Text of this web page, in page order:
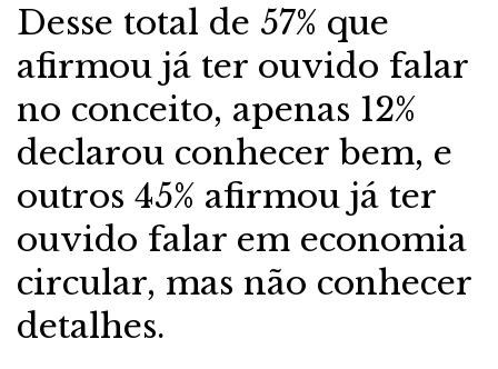
Desse total de 57% que
afirmou já ter ouvido falar
no conceito, apenas 12%
declarou conhecer bem, e
outros 45% afirmou já ter
ouvido falar em economia
circular, mas não conhecer
detalhes.